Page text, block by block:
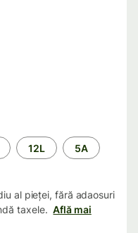
12L 5A
al pieței, fără adaosuri
taxele. Află mai